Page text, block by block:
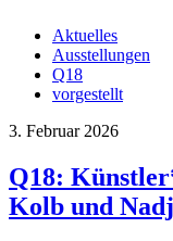
Aktuelles
Ausstellungen
Q18
vorgestellt
3. Februar 2026
Q18:
Kolb und